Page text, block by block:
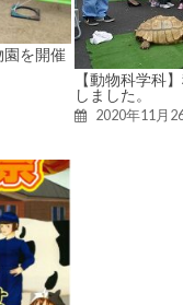
園を開催
【動物科学科
しました。
2020年11月